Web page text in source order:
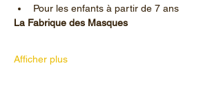
Pour les enfants à partir de 7 ans
La Fabrique des Masques
Afficher plus